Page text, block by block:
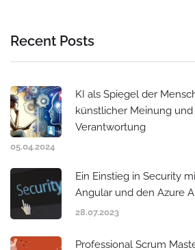
Recent Posts
KI als Spiegel der
künstlicher Meinung
Verantwortung
05.04.2024
Ein Einstieg in Security
Angular und den Azure
28.07.2023
Professional Scrum